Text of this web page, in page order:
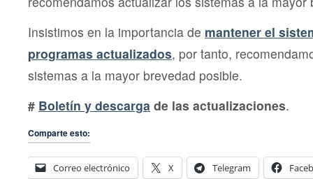
Insistimos en la importancia de mantener el
programas actualizados, por tanto,
sistemas a la mayor brevedad posible.
# Boletín y descarga de las actualizaciones.
Comparte esto:
Correo electrónico X Telegram